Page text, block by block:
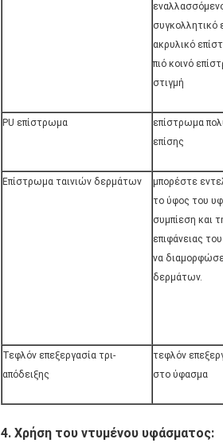
συγκολλητικό
ακρυλικό
πιό κοινό
στιγμή
PU επίστρωμα
επίστρωμα
επίσης
Επίστρωμα ταινιών δερμάτων
μπορέστε
το ύφος του
συμπίεση και
επιφάνειας
να
δερμάτων.
Τεφλόν επεξεργασία τρι-
απόδειξης
τεφλόν
στο ύφασμα
4. Χρήση του ντυμένου υφάσματος: